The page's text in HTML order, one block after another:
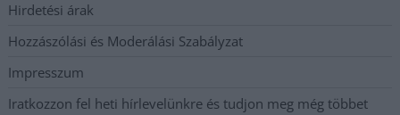
Hirdetési árak
Hozzászólási és Moderálási Szabályzat
Impresszum
Iratkozzon fel heti hírlevelünkre és tudjon meg még többet